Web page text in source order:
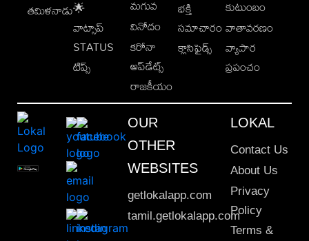
తమిళనాడు🌟
వాట్సాప్
STATUS
టిప్స్
మగువ
వినోదం
కరోనా
అప్‌డేట్స్
రాజకీయం
భక్తి
సమాచారం
క్లాసిఫైడ్స్
కుటుంబం
వాతావరణం
వ్యాపార
ప్రపంచం
OUR
OTHER
WEBSITES
getlokalapp.com
tamil.getlokalapp.com
LOKAL
Contact Us
About Us
Privacy
Policy
Terms &